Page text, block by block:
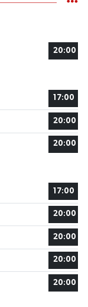
20:00
17:00
20:00
20:00
17:00
20:00
20:00
20:00
20:00